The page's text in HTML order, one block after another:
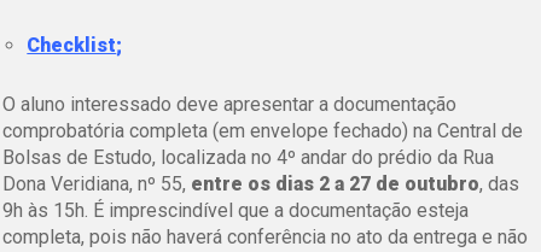
Checklist;
O aluno interessado deve apresentar a documentação
comprobatória completa (em envelope fechado) na Central de
Bolsas de Estudo, localizada no 4º andar do prédio da Rua
Dona Veridiana, nº 55, entre os dias 2 a 27 de outubro, das
9h às 15h. É imprescindível que a documentação esteja
completa, pois não haverá conferência no ato da entrega e não